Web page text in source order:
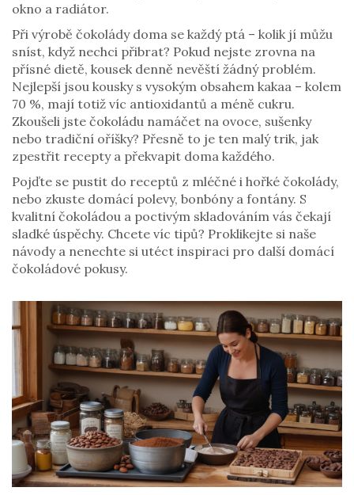
okno a radiátor.
Při výrobě čokolády doma se každý ptá – kolik jí můžu
sníst, když nechci přibrat? Pokud nejste zrovna na
přísné dietě, kousek denně nevěští žádný problém.
Nejlepší jsou kousky s vysokým obsahem kakaa – kolem
70 %, mají totiž víc antioxidantů a méně cukru.
Zkoušeli jste čokoládu namáčet na ovoce, sušenky
nebo tradiční oříšky? Přesně to je ten malý trik, jak
zpestřit recepty a překvapit doma každého.
Pojďte se pustit do receptů z mléčné i hořké čokolády,
nebo zkuste domácí polevy, bonbóny a fontány. S
kvalitní čokoládou a poctivým skladováním vás čekají
sladké úspěchy. Chcete víc tipů? Proklikejte si naše
návody a nenechte si utéct inspiraci pro další domácí
čokoládové pokusy.